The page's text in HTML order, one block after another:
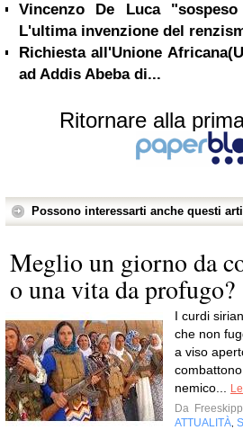
Vincenzo De Luca
L'ultima invenzione del
Richiesta all'Unione
ad Addis Abeba di...
Ritornare alla
Possono interessarti anche questi
Meglio un giorno da
o una vita da profugo?
I curdi
che non
a viso
nemico...
Da
ATTUALITÀ